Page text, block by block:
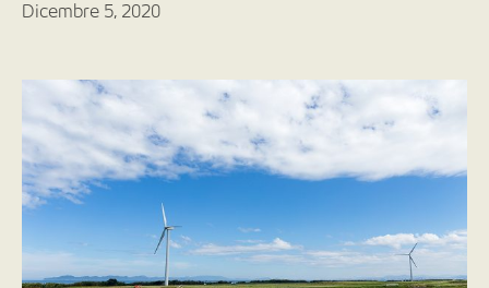
Dicembre 5, 2020